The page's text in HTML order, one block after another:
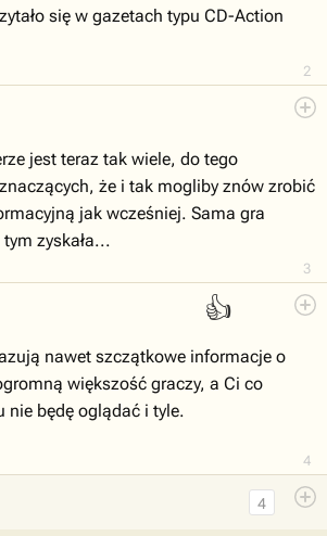
2
się w gazetach typu CD-Action
3
jest teraz tak wiele, do tego
że i tak mogliby znów zrobić
jak wcześniej. Sama gra
zyskała...
👍
4
nawet szczątkowe informacje o
większość graczy, a Ci co
nie będę oglądać i tyle.
4